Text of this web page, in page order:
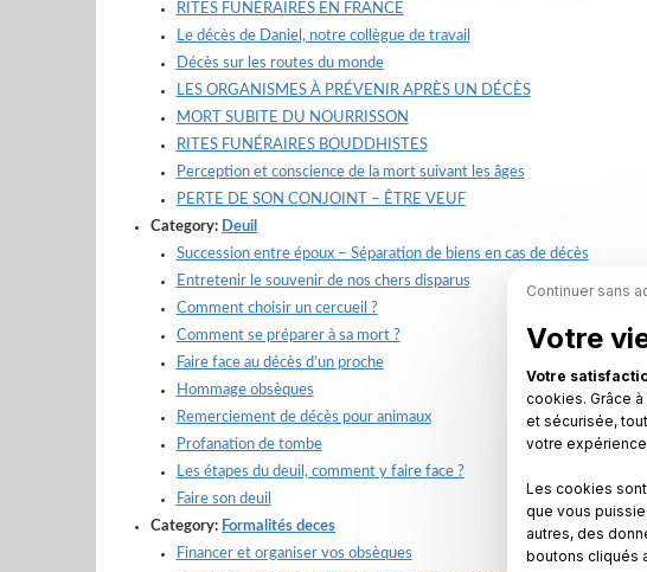
RITES FUNÉRAIRES EN FRANCE
Le décès de Daniel, notre collègue de travail
Décès sur les routes du monde
LES ORGANISMES À PRÉVENIR APRÈS UN DÉCÈS
MORT SUBITE DU NOURRISSON
RITES FUNÉRAIRES BOUDDHISTES
Perception et conscience de la mort suivant les âges
PERTE DE SON CONJOINT – ÊTRE VEUF
Category: Deuil
Succession entre époux – Séparation de biens en cas de décès
Entretenir le souvenir de nos chers disparus
Comment choisir un cercueil ?
Comment se préparer à sa mort ?
Faire face au décès d’un proche
Hommage obsèques
Remerciement de décès pour animaux
Profanation de tombe
Les étapes du deuil, comment y faire face ?
Faire son deuil
Category: Formalités deces
Financer et organiser vos obsèques
Continuer sans
Votre
Votre
cookies. Grâce
et sécurisée,
votre
Les cookies
que vous
autres, des
boutons cliqués